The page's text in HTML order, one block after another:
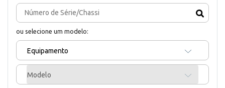
ou selecione um modelo:
Equipamento
Modelo